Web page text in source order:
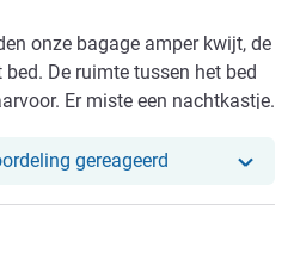
onze bagage amper kwijt, de
De ruimte tussen het bed
Er miste een nachtkastje.
dan jam. Kortom: niet wat
gereageerd Ons hotel
2.0/5